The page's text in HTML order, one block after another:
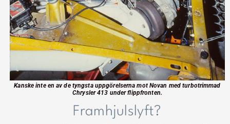
Kanske inte en av de tyngsta uppgörelserna mot Novan med turbotrimmad
Chrysler 413 under flippfronten.
Framhjulslyft?